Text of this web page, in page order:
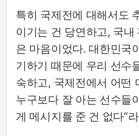
특히 국제전에 대해서도
이기는 건 당연하고, 국
은 마음이었다. 대한민국
기하기 때문에 우리 선수
숙하고, 국제전에서 어떤
누구보다 잘 아는 선수들
게 메시지를 준 건 없다”